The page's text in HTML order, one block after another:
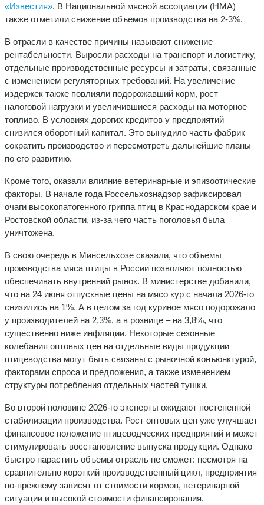
«Известия». В Национальной мясной ассоциации (НМА)
также отметили снижение объемов производства на 2-3%.
В отрасли в качестве причины называют снижение
рентабельности. Выросли расходы на транспорт и логистику,
отдельные производственные ресурсы и затраты, связанные
с изменением регуляторных требований. На увеличение
издержек также повлияли подорожавший корм, рост
налоговой нагрузки и увеличившиеся расходы на моторное
топливо. В условиях дорогих кредитов у предприятий
снизился оборотный капитал. Это вынудило часть фабрик
сократить производство и пересмотреть дальнейшие планы
по его развитию.
Кроме того, оказали влияние ветеринарные и эпизоотические
факторы. В начале года Россельхознадзор зафиксировал
очаги высокопатогенного гриппа птиц в Краснодарском крае и
Ростовской области, из-за чего часть поголовья была
уничтожена.
В свою очередь в Минсельхозе сказали, что объемы
производства мяса птицы в России позволяют полностью
обеспечивать внутренний рынок. В министерстве добавили,
что на 24 июня отпускные цены на мясо кур с начала 2026-го
снизились на 1%. А в целом за год куриное мясо подорожало
у производителей на 2,3%, а в рознице – на 3,8%, что
существенно ниже инфляции. Некоторые сезонные
колебания оптовых цен на отдельные виды продукции
птицеводства могут быть связаны с рыночной конъюнктурой,
факторами спроса и предложения, а также изменением
структуры потребления отдельных частей тушки.
Во второй половине 2026-го эксперты ожидают постепенной
стабилизации производства. Рост оптовых цен уже улучшает
финансовое положение птицеводческих предприятий и может
стимулировать восстановление выпуска продукции. Однако
быстро нарастить объемы отрасль не сможет: несмотря на
сравнительно короткий производственный цикл, предприятия
по-прежнему зависят от стоимости кормов, ветеринарной
ситуации и высокой стоимости финансирования.